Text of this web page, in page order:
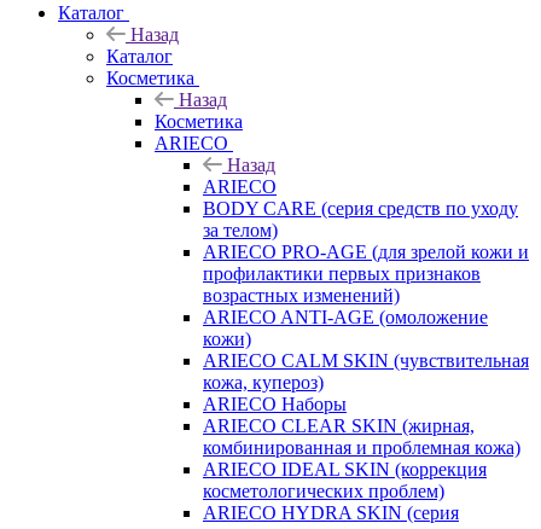
Каталог
Назад
Каталог
Косметика
Назад
Косметика
ARIECO
Назад
ARIECO
BODY CARE (серия средств по уходу
за телом)
ARIECO PRO-AGE (для зрелой кожи и
профилактики первых признаков
возрастных изменений)
ARIECO ANTI-AGE (омоложение
кожи)
ARIECO CALM SKIN (чувствительная
кожа, купероз)
ARIECO Наборы
ARIECO CLEAR SKIN (жирная,
комбинированная и проблемная кожа)
ARIECO IDEAL SKIN (коррекция
косметологических проблем)
ARIECO HYDRA SKIN (серия